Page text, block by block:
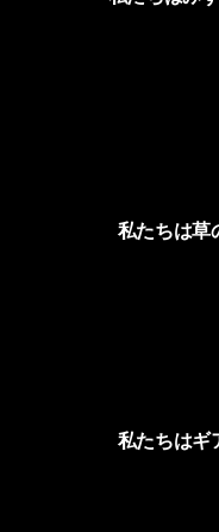
私たちは草
私たちはギ